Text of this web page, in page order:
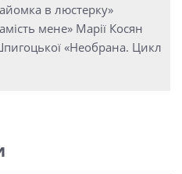
в люстерку»
мене» Марії Косян
«Необрана. Цикл